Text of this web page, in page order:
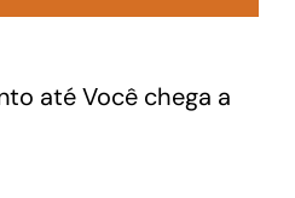
até Você chega a